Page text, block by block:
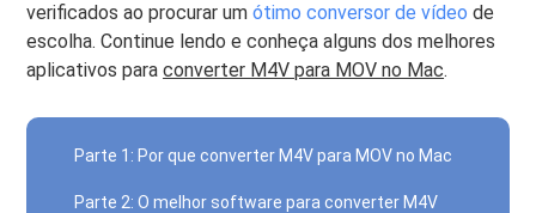
verificados ao procurar umótimo conversor de vídeo de
escolha. Continue lendo e conheça alguns dos melhores
aplicativos paraconverter M4V para MOV no Mac.
Parte 1: Por que converter M4V para MOV no Mac
Parte 2: O melhor software para converter M4V